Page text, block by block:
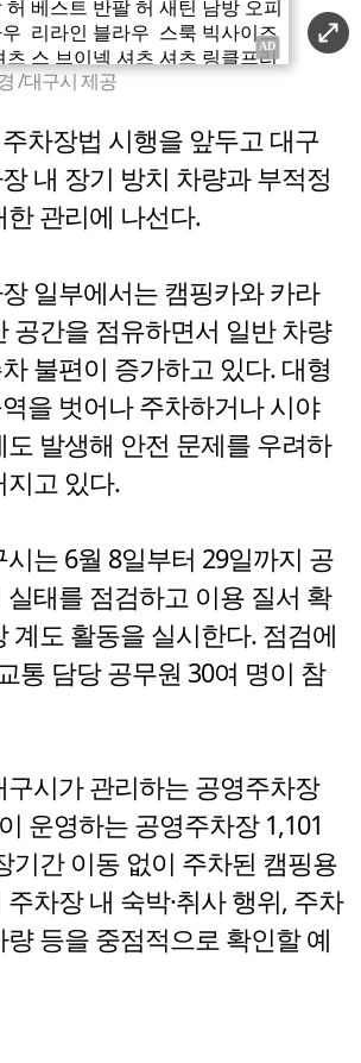
/대구시 제공
차장법 시행을 앞두고 대구
내 장기 방치 차량과 부적정
관리에 나선다.
일부에서는 캠핑카와 카라
공간을 점유하면서 일반 차량
불편이 증가하고 있다. 대형
을 벗어나 주차하거나 시야
발생해 안전 문제를 우려하
고 있다.
는 6월 8일부터 29일까지 공
실태를 점검하고 이용 질서 확
계도 활동을 실시한다. 점검에
통 담당 공무원 30여 명이 참
시가 관리하는 공영주차장
운영하는 공영주차장 1,101
기간 이동 없이 주차된 캠핑용
차장 내 숙박·취사 행위, 주차
등을 중점적으로 확인할 예